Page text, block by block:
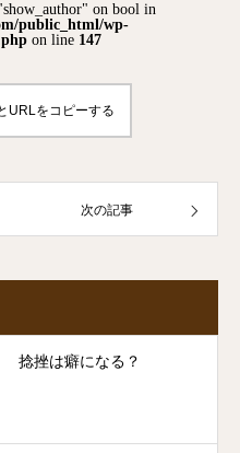
on bool in
public_html/wp-
on line 147
URLをコピーする
次の記事
捻挫は癖になる？